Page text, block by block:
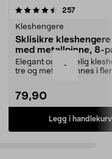
-
257
Kleshengere
Sklisikre
med metallpinne, 8-
Elegant og skikkelig
tre og metall – finnes i
79,90
Legg i handlekurv
4.5av 5 stjerner